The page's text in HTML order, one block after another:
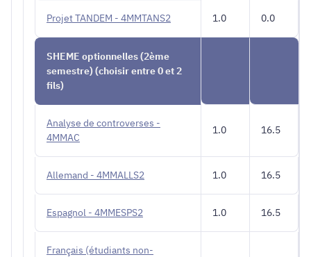
Projet TANDEM - 4MMTANS2 1.0 0.0
SHEME optionnelles (2ème
semestre) (choisir entre 0 et 2
fils)
Analyse de controverses -
4MMAC
1.0 16.5
Allemand - 4MMALLS2 1.0 16.5
Espagnol - 4MMESPS2 1.0 16.5
Français (étudiants non-